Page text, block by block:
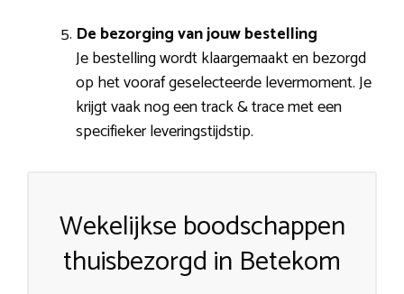
De bezorging van jouw bestelling
Je bestelling wordt klaargemaakt en bezorgd
op het vooraf geselecteerde levermoment. Je
krijgt vaak nog een track & trace met een
specifieker leveringstijdstip.
Wekelijkse boodschappen
thuisbezorgd in Betekom